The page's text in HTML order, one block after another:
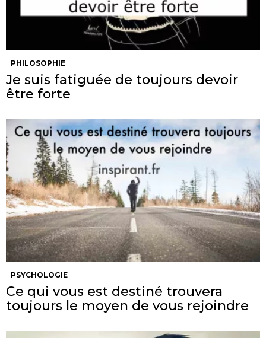
PHILOSOPHIE
Je suis fatiguée de toujours devoir
être forte
PSYCHOLOGIE
Ce qui vous est destiné trouvera
toujours le moyen de vous rejoindre